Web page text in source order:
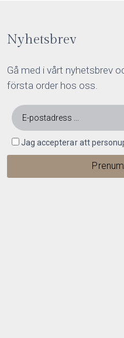
Nyhetsbrev
Gå med i vårt nyhetsbrev
första order hos oss.
Jag accepterar att